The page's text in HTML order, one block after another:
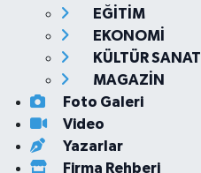
EĞİTİM
EKONOMİ
KÜLTÜR SANAT
MAGAZİN
Foto Galeri
Video
Yazarlar
Firma Rehberi